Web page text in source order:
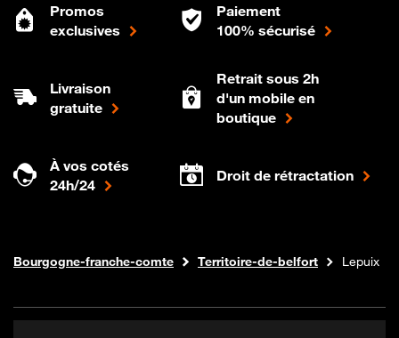
Promos
exclusives
Paiement
100% sécurisé
Livraison
gratuite
Retrait sous 2h
d'un mobile en
boutique
À vos cotés
24h/24
Droit de rétractation
Boutique Orange
Internet fibre
Bourgogne-franche-comte Territoire-de-belfort Lepuix